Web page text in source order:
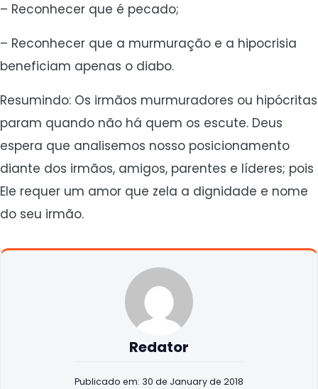
– Reconhecer que é pecado;
– Reconhecer que a murmuração e a hipocrisia
beneficiam apenas o diabo.
Resumindo: Os irmãos murmuradores ou hipócritas
param quando não há quem os escute. Deus
espera que analisemos nosso posicionamento
diante dos irmãos, amigos, parentes e líderes; pois
Ele requer um amor que zela a dignidade e nome
do seu irmão.
Redator
Publicado em: 30 de January de 2018